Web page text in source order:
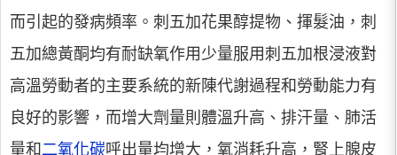
而引起的發病頻率。刺五加花果醇提物、揮髮油，刺
五加總黃酮均有耐缺氧作用少量服用刺五加根浸液對
高溫勞動者的主要系統的新陳代謝過程和勞動能力有
良好的影響，而增大劑量則體溫升高、排汗量、肺活
量和 二氧化碳呼出量均增大，氧消耗升高，腎上腺皮